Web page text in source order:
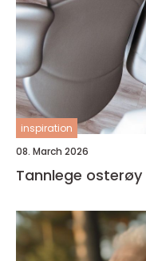
inspiration
08. March 2026